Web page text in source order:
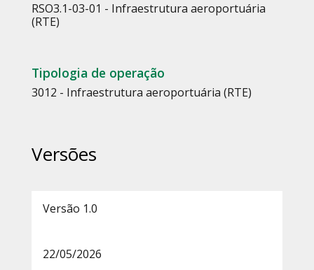
RSO3.1-03-01 - Infraestrutura aeroportuária
(RTE)
Tipologia de operação
3012 - Infraestrutura aeroportuária (RTE)
Versões
Versão 1.0
22/05/2026